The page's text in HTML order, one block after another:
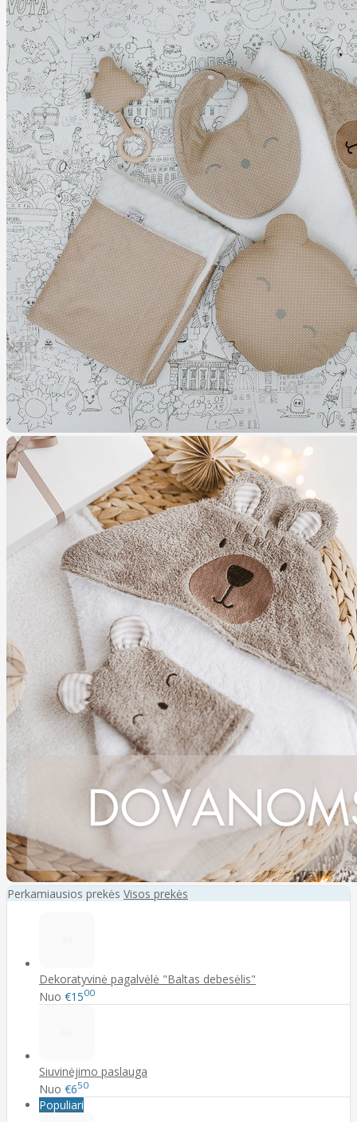
Perkamiausios prekės Visos prekės
Dekoratyvinė pagalvėlė "Baltas debesėlis"
Nuo €1500
Siuvinėjimo paslauga
Nuo €650
Populiari